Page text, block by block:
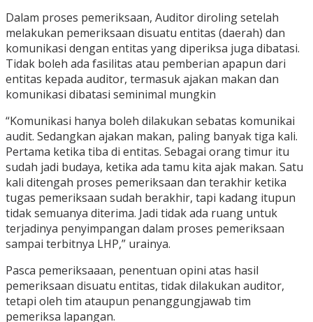
Dalam proses pemeriksaan, Auditor diroling setelah
melakukan pemeriksaan disuatu entitas (daerah) dan
komunikasi dengan entitas yang diperiksa juga dibatasi.
Tidak boleh ada fasilitas atau pemberian apapun dari
entitas kepada auditor, termasuk ajakan makan dan
komunikasi dibatasi seminimal mungkin
“Komunikasi hanya boleh dilakukan sebatas komunikai
audit. Sedangkan ajakan makan, paling banyak tiga kali.
Pertama ketika tiba di entitas. Sebagai orang timur itu
sudah jadi budaya, ketika ada tamu kita ajak makan. Satu
kali ditengah proses pemeriksaan dan terakhir ketika
tugas pemeriksaan sudah berakhir, tapi kadang itupun
tidak semuanya diterima. Jadi tidak ada ruang untuk
terjadinya penyimpangan dalam proses pemeriksaan
sampai terbitnya LHP,” urainya.
Pasca pemeriksaaan, penentuan opini atas hasil
pemeriksaan disuatu entitas, tidak dilakukan auditor,
tetapi oleh tim ataupun penanggungjawab tim
pemeriksa lapangan.